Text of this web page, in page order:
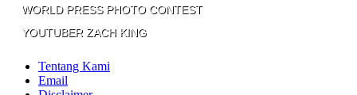
WORLD PRESS PHOTO CONTEST
YOUTUBER ZACH KING
Tentang Kami
Email